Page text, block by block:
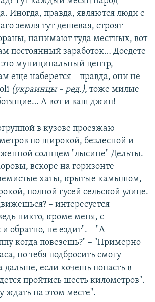
Иногда, правда, являются люди с
земля тут дешевая, строят
нанимают туда местных, вот
постоянный заработок… Доедете
муниципальный центр,
еще наберется – правда, они не
(украинцы – ред.), тоже милые
А вот и ваш джип!
в кузове проезжаю
по широкой, безлесной и
солнцем "лысине" Дельты.
вскоре на горизонте
хаты, крытые камышом,
полной гусей сельской улице.
– интересуется
никто, кроме меня, с
обратно, не ездит". – "А
когда повезешь?" – "Примерно
но тебя подбросить смогу
дальше, если хочешь попасть в
пройтись шесть километров".
ждать на этом месте".